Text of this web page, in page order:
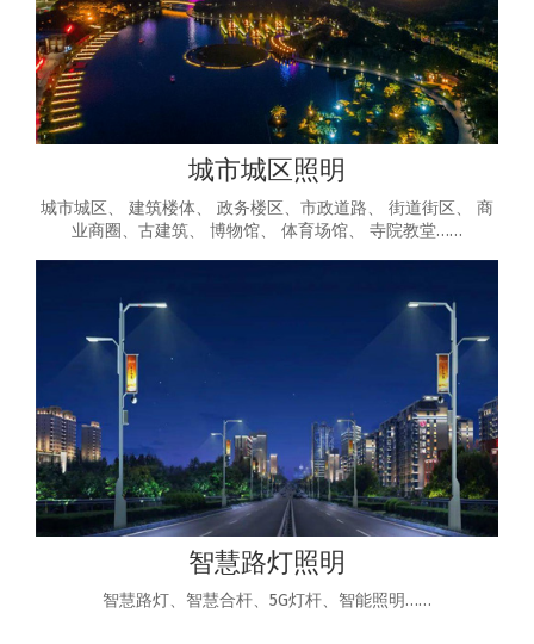
城市城区照明
城市城区、 建筑楼体、 政务楼区、市政道路、 街道街区、 商
业商圈、古建筑、 博物馆、 体育场馆、 寺院教堂……
智慧路灯照明
智慧路灯、智慧合杆、5G灯杆、智能照明……